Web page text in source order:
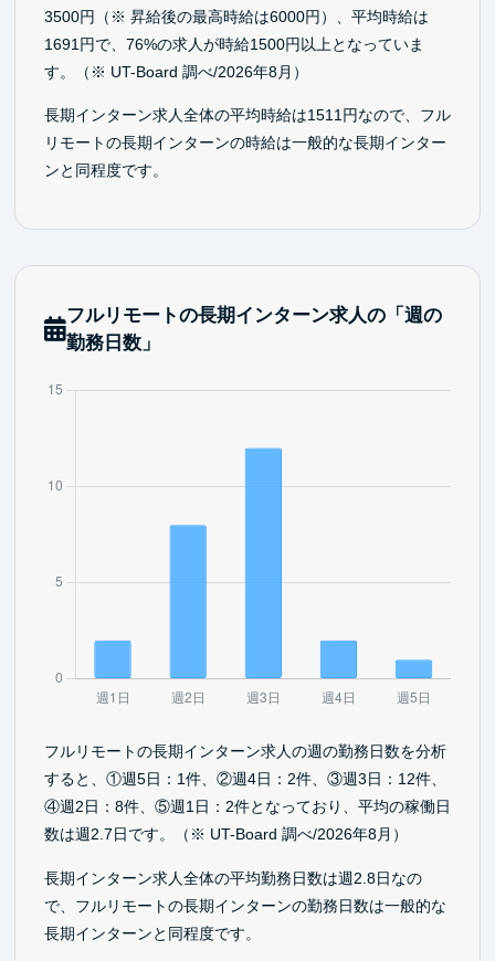
3500円（※ 昇給後の最高時給は6000円）、平均時給は
1691円で、76%の求人が時給1500円以上となっていま
す。（※ UT-Board 調べ/2026年8月）
長期インターン求人全体の平均時給は1511円なので、フル
リモートの長期インターンの時給は一般的な長期インター
ンと同程度です。
フルリモートの長期インターン求人の「週の
勤務日数」
フルリモートの長期インターン求人の週の勤務日数を分析
すると、①週5日：1件、②週4日：2件、③週3日：12件、
④週2日：8件、⑤週1日：2件となっており、平均の稼働日
数は週2.7日です。（※ UT-Board 調べ/2026年8月）
長期インターン求人全体の平均勤務日数は週2.8日なの
で、フルリモートの長期インターンの勤務日数は一般的な
長期インターンと同程度です。